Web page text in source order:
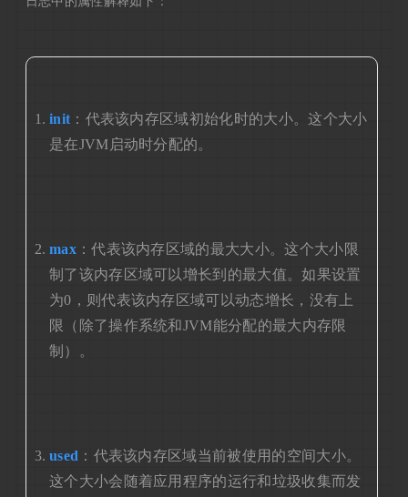
init ：代表该内存区域初始化时的大小。这个大小
是在JVM启动时分配的。
max：代表该内存区域的最大大小。这个大小限
制了该内存区域可以增长到的最大值。如果设置
为0，则代表该内存区域可以动态增长，没有上
限（除了操作系统和JVM能分配的最大内存限
制）。
used ：代表该内存区域当前被使用的空间大小。
这个大小会随着应用程序的运行和垃圾收集而发